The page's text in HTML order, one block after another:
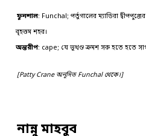
ফুনশাল: Funchal; পর্তুগালের ম্যাডিরা
বৃহত্তম শহর।
অন্তরীপ: cape; যে ভূখণ্ড ক্রমশ সরু হতে হতে
[Patty Crane অনূদিত Funchal থেকে।]
নান্নু মাহবুব